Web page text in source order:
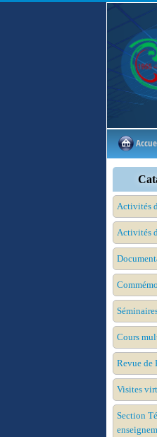
Activités
Activités
Cours
Revue de
Visites
Section